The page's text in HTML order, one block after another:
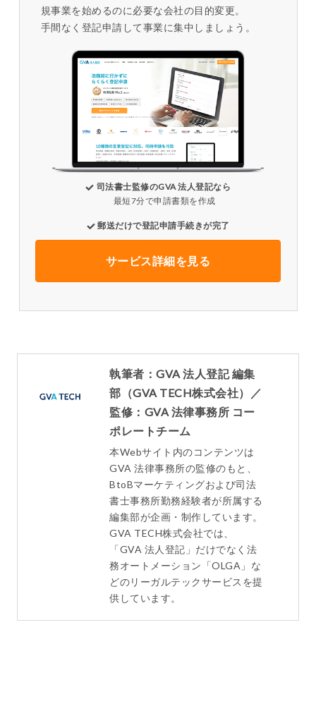
規事業を始めるのに必要な会社の目的変更。
手間なく登記申請して事業に集中しましょう。
司法書士監修のGVA 法人登記なら
最短7分で申請書類を作成
郵送だけで登記申請手続きが完了
サービス詳細を見る
執筆者：GVA 法人登記 編集
部（GVA TECH株式会社）／
監修：GVA 法律事務所 コー
ポレートチーム
本Webサイト内のコンテンツは
GVA 法律事務所の監修のもと、
BtoBマーケティングおよび司法
書士事務所勤務経験者が所属する
編集部が企画・制作しています。
GVA TECH株式会社では、
「GVA 法人登記」だけでなく法
務オートメーション「OLGA」な
どのリーガルテックサービスを提
供しています。